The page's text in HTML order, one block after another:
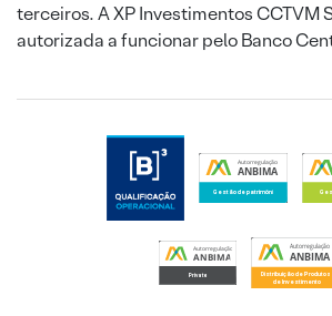
terceiros. A XP Investimentos CCTVM
autorizada a funcionar pelo Banco